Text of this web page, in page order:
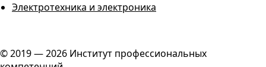
Электротехника и электроника
© 2019 — 2026 Институт профессиональных